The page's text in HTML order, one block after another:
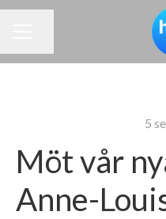
5
Möt vår
Anne-